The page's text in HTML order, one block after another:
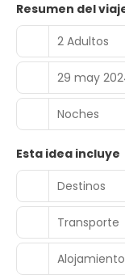
Resumen del
2 Adultos
29 may
Noches
Esta idea incluye
Destinos
Transporte